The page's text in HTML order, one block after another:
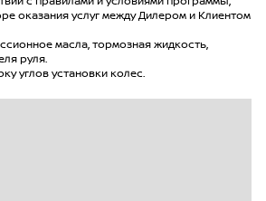
оказания услуг между Дилером и Клиентом
масла, тормозная жидкость,
руля.
углов установки колес.